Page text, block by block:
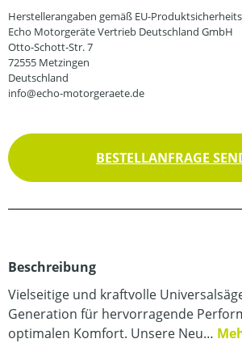
Herstellerangaben gemäß EU-
Echo Motorgeräte Vertrieb Deutschland GmbH
Otto-Schott-Str. 7
72555 Metzingen
Deutschland
info@echo-motorgeraete.de
BESTELLANFRAGE
Beschreibung
Vielseitige und kraftvolle
Generation für hervorragende
optimalen Komfort. Unsere Neu…